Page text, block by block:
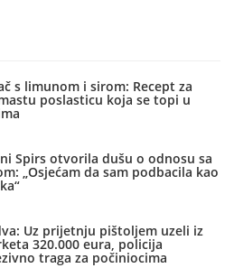
s limunom i sirom: Recept za
poslasticu koja se topi u
Spirs otvorila dušu o odnosu sa
„Osjećam da sam podbacila kao
Uz prijetnju pištoljem uzeli iz
320.000 eura, policija
traga za počiniocima